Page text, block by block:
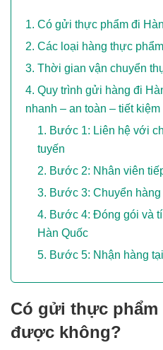
Có gửi thực phẩm đi
Các loại hàng thực
Thời gian vận chuyển
Quy trình gửi hàng đi
nhanh – an toàn – tiết kiệm
Bước 1: Liên hệ với
tuyến
Bước 2: Nhân viên
Bước 3: Chuyển hàng
Bước 4: Đóng gói và
Hàn Quốc
Bước 5: Nhận hàng
Có gửi thực phẩm
được không?